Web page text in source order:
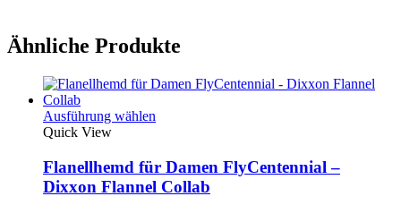
Ähnliche Produkte
Ausführung wählen
mehrere
Varianten
auf.
Quick View
Flanellhemd für Damen FlyCentennial –
Dixxon Flannel Collab